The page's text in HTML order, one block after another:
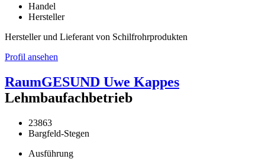
Handel
Hersteller
Hersteller und Lieferant von Schilfrohrprodukten
Profil ansehen
RaumGESUND Uwe Kappes
Lehmbaufachbetrieb
23863
Bargfeld-Stegen
Ausführung